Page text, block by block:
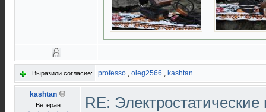
Выразили согласие: professo , oleg2566 , kashtan
kashtan
Ветеран
RE: